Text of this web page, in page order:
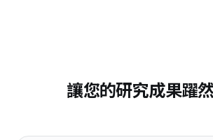
讓您的研究成果躍